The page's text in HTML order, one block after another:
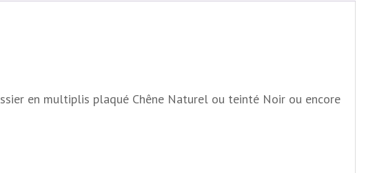
en multiplis plaqué Chêne Naturel ou teinté Noir ou encore